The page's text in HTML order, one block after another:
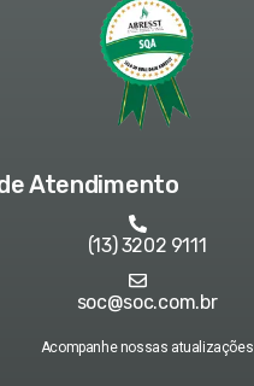
Atendimento
(13) 3202 9111
soc@soc.com.br
Acompanhe nossas atualizações